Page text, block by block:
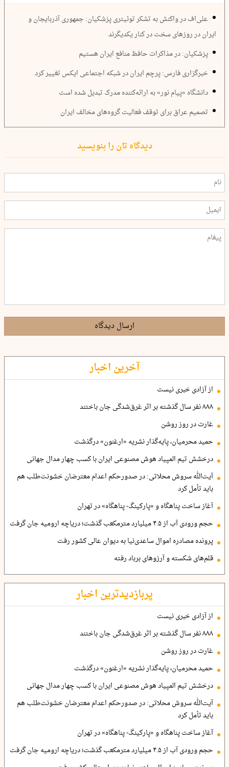
علی‌اف در واکنش به تشکر توئیتری پزشکیان: جمهوری آذربایجان و
ایران در روزهای سخت در کنار یکدیگرند
پزشکیان: در مذاکرات حافظ منافع ایران هستیم
خبرگزاری فارس: پرچم ایران در شبکه اجتماعی ایکس تغییر کرد
دانشگاه «پیام نور» به ارائه‌کننده مدرک تبدیل شده است
تصمیم عراق برای توقف فعالیت گروه‌های مخالف ایران
دیدگاه تان را بنویسید
ارسال دیدگاه
آخرین اخبار
از آزادی خبری نیست
۸۸۸ نفر سال گذشته بر اثر غرق‌شدگی جان باختند
غارت در روز روشن
حمید محرمیان، پایه‌گذار نشریه «ارغنون» درگذشت
درخشش تیم المپیاد هوش مصنوعی ایران با کسب چهار مدال جهانی
آیت‌الله سروش محلاتی: در صدورحکم اعدام معترضان خشونت‌طلب هم
باید تأمل کرد
آغاز ساخت پناهگاه و «پارکینگ- پناهگاه» در تهران
حجم ورودی آب از ۴.۵ میلیارد مترمکعب گذشت؛ دریاچه ارومیه جان گرفت
پرونده مصادره اموال ساعدی‌نیا به دیوان عالی کشور رفت
قلم‌های شکسته و آرزوهای برباد رفته
پربازدیدترین اخبار
از آزادی خبری نیست
۸۸۸ نفر سال گذشته بر اثر غرق‌شدگی جان باختند
غارت در روز روشن
حمید محرمیان، پایه‌گذار نشریه «ارغنون» درگذشت
درخشش تیم المپیاد هوش مصنوعی ایران با کسب چهار مدال جهانی
آیت‌الله سروش محلاتی: در صدورحکم اعدام معترضان خشونت‌طلب هم
باید تأمل کرد
آغاز ساخت پناهگاه و «پارکینگ- پناهگاه» در تهران
حجم ورودی آب از ۴.۵ میلیارد مترمکعب گذشت؛ دریاچه ارومیه جان گرفت